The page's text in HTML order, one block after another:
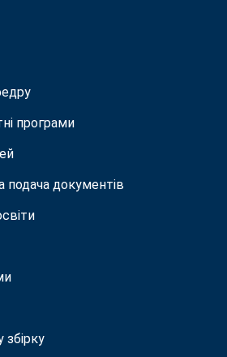
програми
подача документiв
збірку